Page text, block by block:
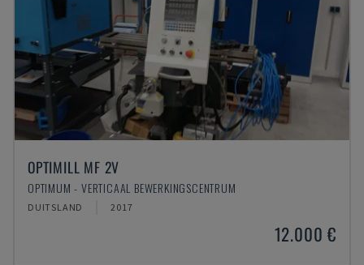
OPTIMILL MF 2V
OPTIMUM - VERTICAAL BEWERKINGSCENTRUM
DUITSLAND 2017
12.000 €